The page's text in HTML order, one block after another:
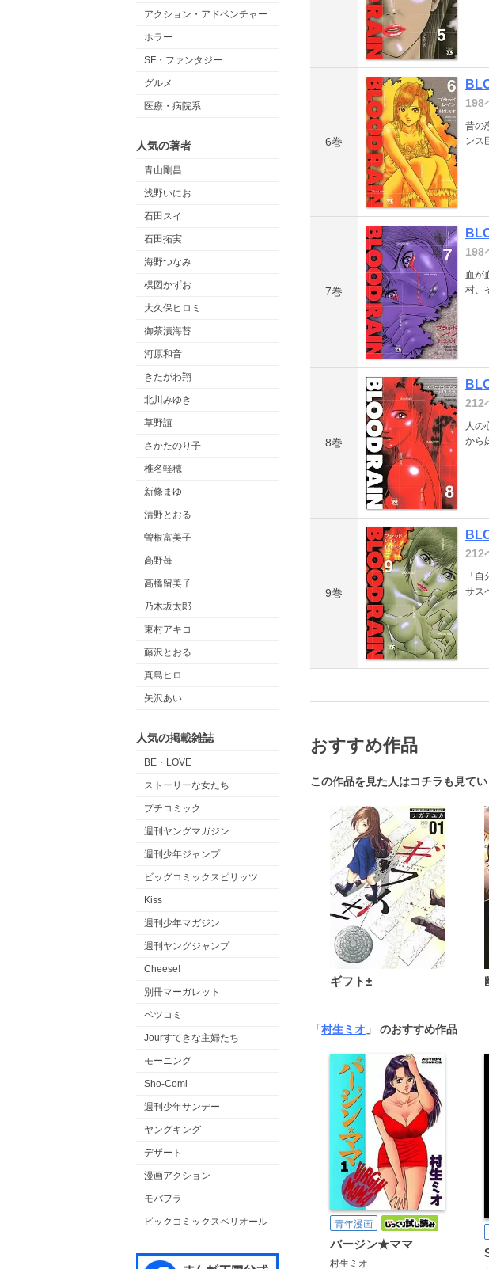
アクション・アドベンチャー
ホラー
SF・ファンタジー
グルメ
医療・病院系
人気の著者
青山剛昌
浅野いにお
石田スイ
石田拓実
海野つなみ
楳図かずお
大久保ヒロミ
御茶漬海苔
河原和音
きたがわ翔
北川みゆき
草野誼
さかたのり子
椎名軽穂
新條まゆ
清野とおる
曽根富美子
高野苺
高橋留美子
乃木坂太郎
東村アキコ
藤沢とおる
真島ヒロ
矢沢あい
人気の掲載雑誌
BE・LOVE
ストーリーな女たち
プチコミック
週刊ヤングマガジン
週刊少年ジャンプ
ビッグコミックスピリッツ
Kiss
週刊少年マガジン
週刊ヤングジャンプ
Cheese!
別冊マーガレット
ベツコミ
Jourすてきな主婦たち
モーニング
Sho-Comi
週刊少年サンデー
ヤングキング
デザート
漫画アクション
モバフラ
ビックコミックスペリオール
6巻
198
昔の
ンス
7巻
198
血が
村、
8巻
212
人の
から
9巻
212
「
サス
おすすめ作品
この作品を見た人はコチラも見て
ギフト±
「村生ミオ 」 のおすすめ作品
青年漫画
バージン★ママ
村生ミオ